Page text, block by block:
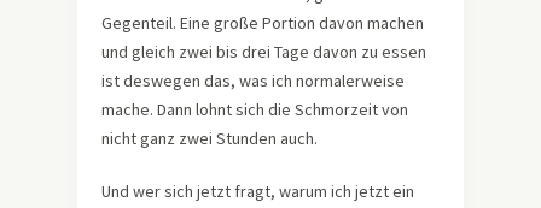
Gegenteil. Eine große Portion davon machen
und gleich zwei bis drei Tage davon zu essen
ist deswegen das, was ich normalerweise
mache. Dann lohnt sich die Schmorzeit von
nicht ganz zwei Stunden auch.
Und wer sich jetzt fragt, warum ich jetzt ein